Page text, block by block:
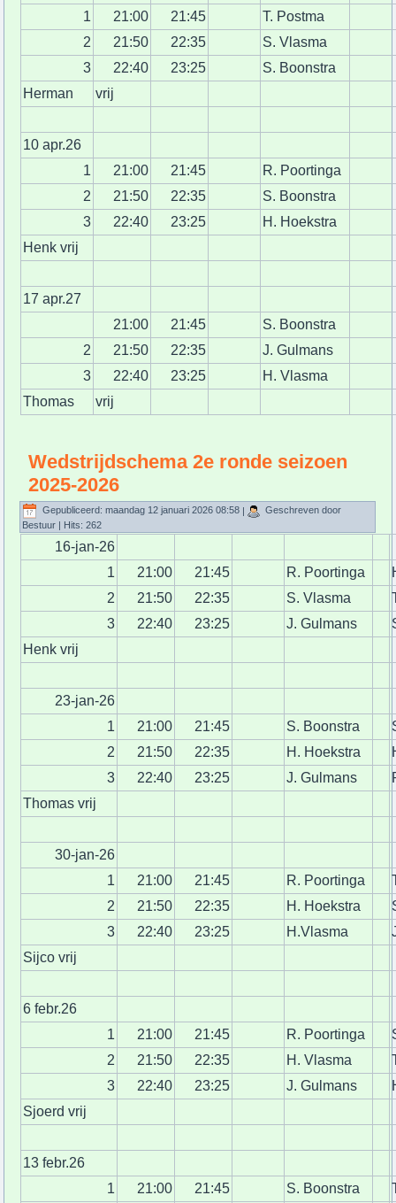
1
21:00 21:45
T. Postma
2
21:50 22:35
S. Vlasma
3
22:40 23:25
S. Boonstra
Herman
vrij
10 apr.26
1
21:00 21:45
R. Poortinga
2
21:50 22:35
S. Boonstra
3
22:40 23:25
H. Hoekstra
Henk vrij
17 apr.27
21:00
21:45
S. Boonstra
2
21:50 22:35
J. Gulmans
3
22:40 23:25
H. Vlasma
Thomas
vrij
Wedstrijdschema 2e ronde seizoen
2025-2026
Gepubliceerd: maandag 12 januari 2026 08:58 |
Geschreven door
Bestuur | Hits: 262
16-jan-26
1
21:00 21:45 R. Poortinga
2
21:50 22:35 S. Vlasma
3
22:40 23:25 J. Gulmans
Henk vrij
23-jan-26
1
21:00 21:45 S. Boonstra
2
21:50 22:35 H. Hoekstra
3
22:40 23:25 J. Gulmans
Thomas vrij
30-jan-26
1
21:00 21:45 R. Poortinga
2
21:50 22:35 H. Hoekstra
3
22:40 23:25 H.Vlasma
Sijco vrij
6 febr.26
1
21:00 21:45 R. Poortinga
2
21:50 22:35 H. Vlasma
3
22:40 23:25 J. Gulmans
Sjoerd vrij
13 febr.26
1
21:00 21:45 S. Boonstra